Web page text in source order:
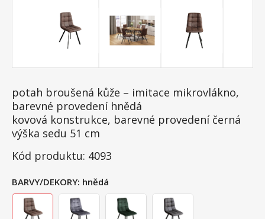
potah broušená kůže – imitace mikrovlákno,
barevné provedení hnědá
kovová konstrukce, barevné provedení černá
výška sedu 51 cm
Kód produktu: 4093
BARVY/DEKORY: hnědá